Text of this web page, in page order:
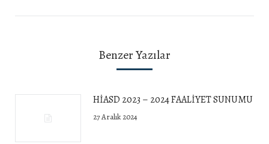
Benzer Yazılar
HİASD 2023 – 2024 FAALİYET SUNUMU
27 Aralık 2024